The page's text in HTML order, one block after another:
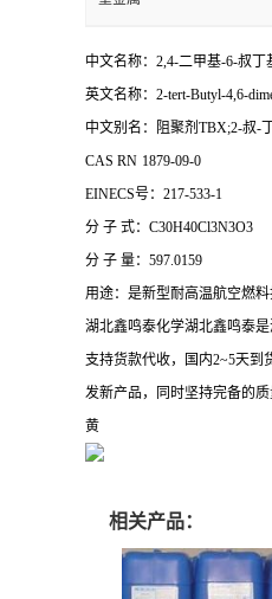
中文名称：2,4-二甲基-6-叔丁
英文名称：2-tert-Butyl-4,6-
中文别名：阻聚剂TBX;2-叔-
CAS RN 1879-09-0
EINECS号：217-533-1
分 子 式：C30H40Cl3N3O3
分 子 量：597.0159
用途：是新型耐高温航空燃
湖北鑫鸣泰化学湖北鑫鸣泰
支持货款代收，国内2~5天
发新产品，同时坚持完备的
黄
相关产品：